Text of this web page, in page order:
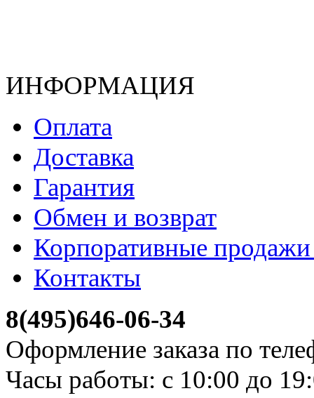
ИНФОРМАЦИЯ
Оплата
Доставка
Гарантия
Обмен и возврат
Корпоративные
Контакты
8(495)646-06-34
Оформление заказа по
Часы работы: с 10:00 до